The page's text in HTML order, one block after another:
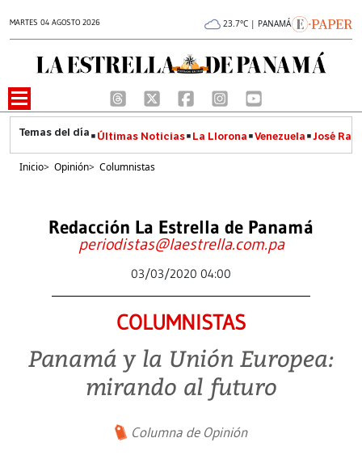
MARTES 04 AGOSTO 2026 23.7°C | PANAMÁ
Últimas Noticias La Llorona Venezuela José
Inicio> Opinión> Columnistas
Redacción La Estrella de Panamá
periodistas@laestrella.com.pa
03/03/2020 04:00
COLUMNISTAS
Panamá y la Unión Europea:
mirando al futuro
Columna de Opinión